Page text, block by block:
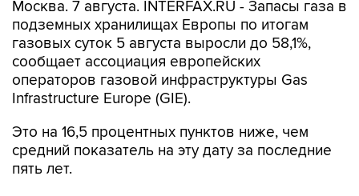
газовых суток 5 августа выросли до 58,1%,
сообщает ассоциация европейских
операторов газовой инфраструктуры Gas
Infrastructure Europe (GIE).
Это на 16,5 процентных пунктов ниже, чем
пять лет.
За последние семь дней в среднем нетто-